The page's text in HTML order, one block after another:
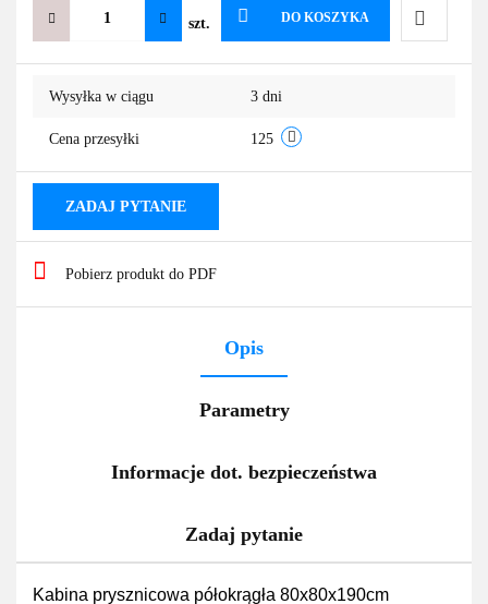
szt. DO KOSZYKA
Do
Wysyłka w ciągu 3 dni
Cena przesyłki 125
ZADAJ PYTANIE
Pobierz produkt do PDF
Opis
Parametry
Informacje dot. bezpieczeństwa
Zadaj pytanie
Kabina prysznicowa półokrągła 80x80x190cm